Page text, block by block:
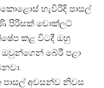
හැවිරිදි පාසල්
පිරිසක් චොක්ලට්
කළ විටදී ඔහු
ඔවුන්ගෙන් බේරී පළා
පාසල් අවසන්ව නිවස